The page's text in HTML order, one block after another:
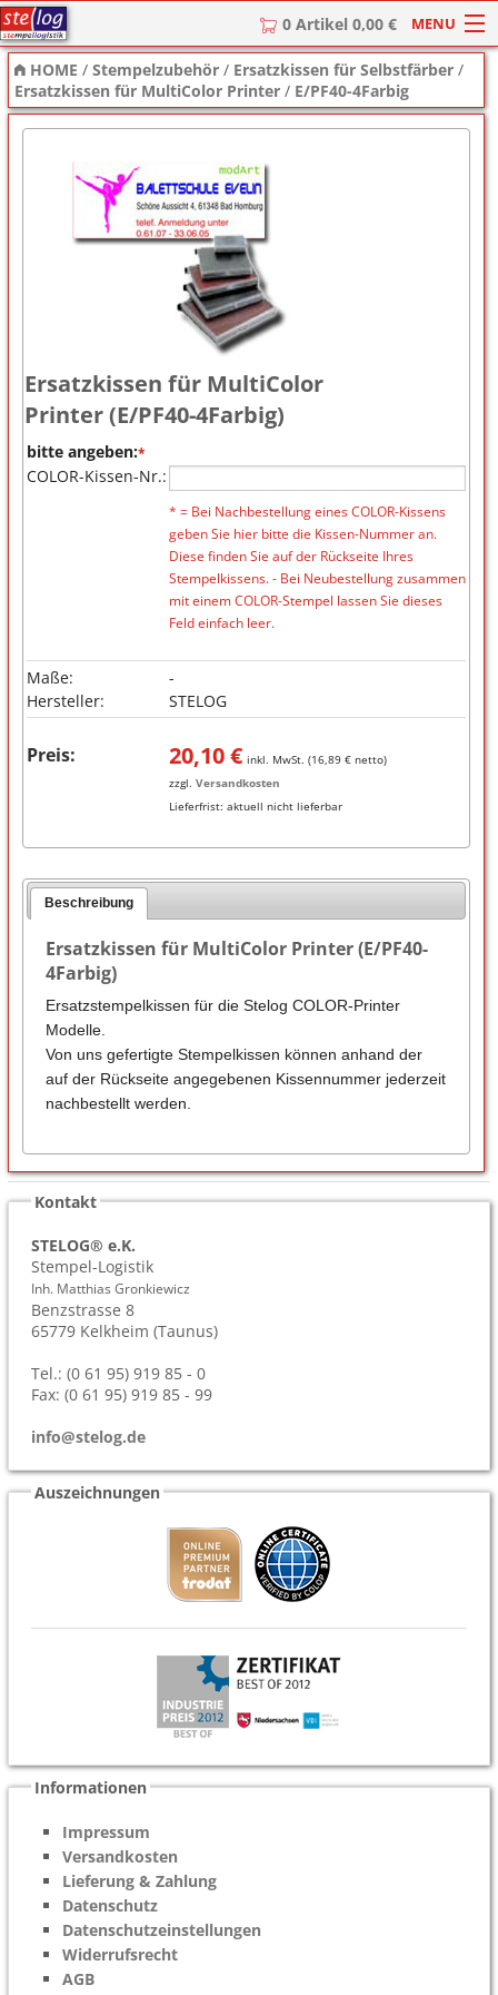
0 Artikel 0,00 € MENU
HOME
Stempel
Stempel-Textplatten
Stempelzubehör
HOME /Stempelzubehör / Ersatzkissen für Selbstfärber /
Ersatzkissen für MultiColor Printer / E/PF40-4Farbig
Ersatzkissen für MultiColor
Printer (E/PF40-4Farbig)
bitte angeben:*
COLOR-Kissen-Nr.:
* = Bei Nachbestellung eines COLOR-Kissens
geben Sie hier bitte die Kissen-Nummer an.
Diese finden Sie auf der Rückseite Ihres
Stempelkissens. - Bei Neubestellung zusammen
mit einem COLOR-Stempel lassen Sie dieses
Feld einfach leer.
Maße:
-
Hersteller:
STELOG
Preis: 20,10€ inkl. MwSt. (16,89€ netto)
zzgl. Versandkosten
Lieferfrist: aktuell nicht lieferbar
Beschreibung
Ersatzkissen für MultiColor Printer (E/PF40-
4Farbig)
Ersatzstempelkissen für die Stelog COLOR-Printer
Modelle.
Von uns gefertigte Stempelkissen können anhand der
auf der Rückseite angegebenen Kissennummer jederzeit
nachbestellt werden.
Kontakt
STELOG® e.K.
Stempel-Logistik
Inh. Matthias Gronkiewicz
Benzstrasse 8
65779 Kelkheim (Taunus)
Tel.: (0 61 95) 919 85 - 0
Fax: (0 61 95) 919 85 - 99
info@stelog.de
Auszeichnungen
Informationen
Impressum
Versandkosten
Lieferung & Zahlung
Datenschutz
Datenschutzeinstellungen
Widerrufsrecht
AGB